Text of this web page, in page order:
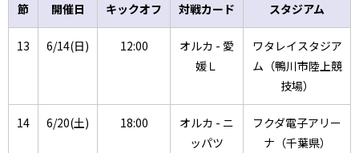
節 開催日 キックオフ 対戦カード スタジアム
13 6/14(日) 12:00
オルカ - 愛
媛Ｌ
ワタレイスタジア
ム（鴨川市陸上競
技場）
14 6/20(土) 18:00
オルカ - ニ
ッパツ
フクダ電子アリー
ナ（千葉県）